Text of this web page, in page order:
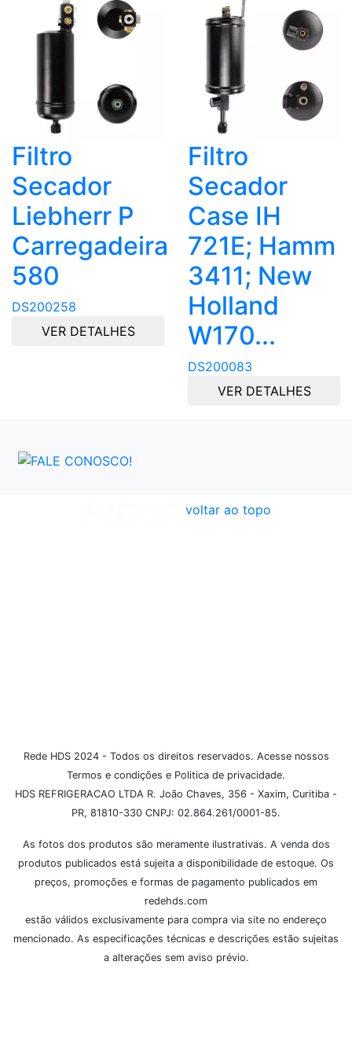
Filtro
Secador
Liebherr P
Carregadeira
580
DS200258
VER DETALHES
Filtro
Secador
Case IH
721E; Hamm
3411; New
Holland
W170...
DS200083
VER DETALHES
voltar ao topo
Rede HDS 2024 - Todos os direitos reservados. Acesse nossos
Termos e condições e Politica de privacidade.
HDS REFRIGERACAO LTDA R. João Chaves, 356 - Xaxim, Curitiba -
PR, 81810-330 CNPJ: 02.864.261/0001-85.
As fotos dos produtos são meramente ilustrativas. A venda dos
produtos publicados está sujeita a disponibilidade de estoque. Os
preços, promoções e formas de pagamento publicados em
redehds.com
estão válidos exclusivamente para compra via site no endereço
mencionado. As especificações técnicas e descrições estão sujeitas
a alterações sem aviso prévio.